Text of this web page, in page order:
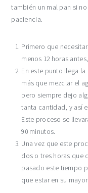
también un mal pan si
paciencia.
Primero que
menos 12 horas
En este punto llega
más que mezclar el
pero siempre dejo
tanta cantidad, y así
Este proceso se
90 minutos.
Una vez que este
dos o tres horas que
pasado este tiempo
que estar en su